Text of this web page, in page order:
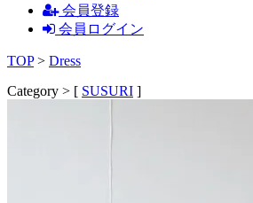
会員登録
会員ログイン
TOP > Dress
Category > [ SUSURI ]